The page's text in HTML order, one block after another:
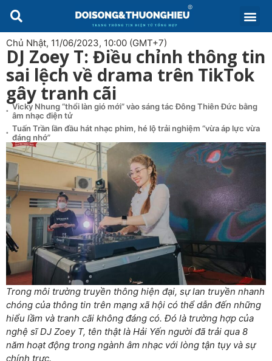
Chủ Nhật, 11/06/2023, 10:00 (GMT+7)
DJ Zoey T: Điều chỉnh thông tin
sai lệch về drama trên TikTok
gây tranh cãi
Vicky Nhung “thổi làn gió mới” vào sáng tác Đông Thiên Đức bằng
âm nhạc điện tử
Tuấn Trần lần đầu hát nhạc phim, hé lộ trải nghiệm “vừa áp lực vừa
đáng nhớ”
Trong môi trường truyền thông hiện đại, sự lan truyền nhanh
chóng của thông tin trên mạng xã hội có thể dẫn đến những
hiểu lầm và tranh cãi không đáng có. Đó là trường hợp của
nghệ sĩ DJ Zoey T, tên thật là Hải Yến người đã trải qua 8
năm hoạt động trong ngành âm nhạc với lòng tận tụy và sự
chính trực.